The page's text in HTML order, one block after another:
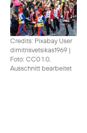
Credits: Pixabay User
dimitrisvetsikas1969 |
Foto: CC0 1.0,
Ausschnitt bearbeitet